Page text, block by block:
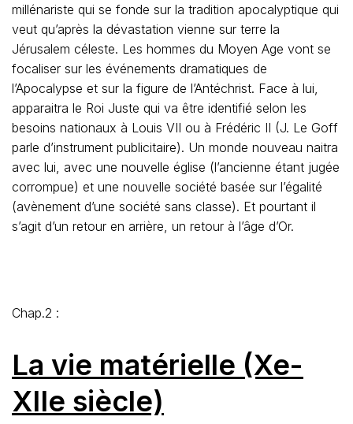
millénariste qui se fonde sur la tradition apocalyptique qui
veut qu’après la dévastation vienne sur terre la
Jérusalem céleste. Les hommes du Moyen Age vont se
focaliser sur les événements dramatiques de
l’Apocalypse et sur la figure de l’Antéchrist. Face à lui,
apparaitra le Roi Juste qui va être identifié selon les
besoins nationaux à Louis VII ou à Frédéric II (J. Le Goff
parle d’instrument publicitaire). Un monde nouveau naitra
avec lui, avec une nouvelle église (l’ancienne étant jugée
corrompue) et une nouvelle société basée sur l’égalité
(avènement d’une société sans classe). Et pourtant il
s’agit d’un retour en arrière, un retour à l’âge d’Or.
Chap.2 :
La vie matérielle (Xe-
XIIe siècle)